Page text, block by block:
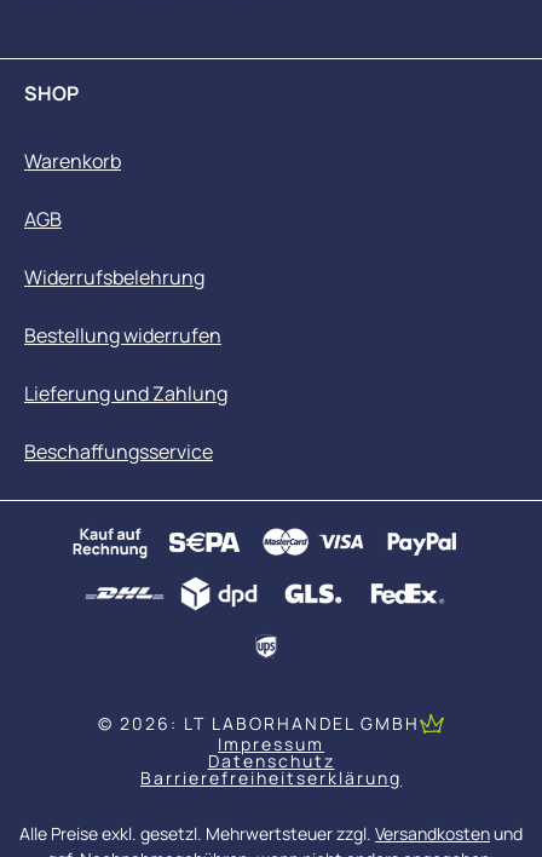
SHOP
Warenkorb
AGB
Widerrufsbelehrung
Bestellung widerrufen
Lieferung und Zahlung
Beschaffungsservice
© 2026: LT LABORHANDEL GMBH
Impressum
Datenschutz
Barrierefreiheitserklärung
Alle Preise exkl. gesetzl. Mehrwertsteuer zzgl. Versandkostenund